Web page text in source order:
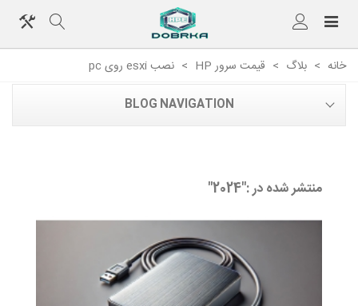
خانه > بلاگ > قیمت سرور HP > نصب esxi روی pc
BLOG NAVIGATION
منتشر شده در :"2024"